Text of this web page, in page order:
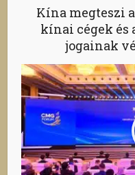
Kína megteszi
kínai cégek
jogainak